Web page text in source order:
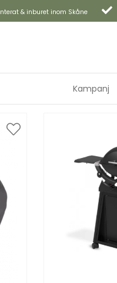
& inburet inom Skåne
Kampanj